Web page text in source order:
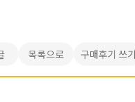
목록으로 구매후기 쓰기